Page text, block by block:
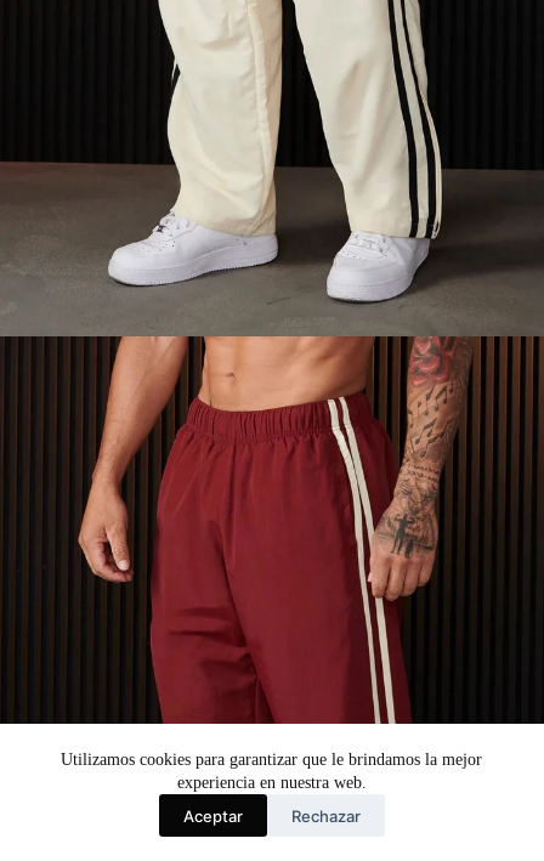
Utilizamos cookies para garantizar que le brindamos la mejor
experiencia en nuestra web.
Aceptar Rechazar